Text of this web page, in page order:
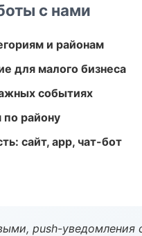
с нами
и районам
для малого бизнеса
событиях
по району
сайт, app, чат-бот
push-уведомления